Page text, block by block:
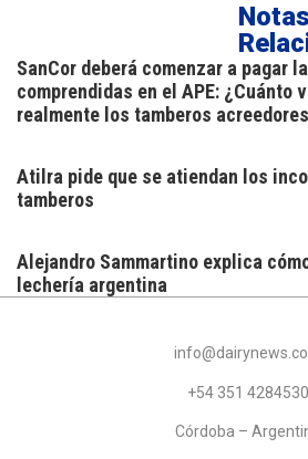
Notas
SanCor deberá comenzar a pagar
comprendidas en el APE: ¿Cuánto
realmente los tamberos
Atilra pide que se atiendan los
tamberos
Alejandro Sammartino explica
lechería argentina
+54 351 4284530
Córdoba –